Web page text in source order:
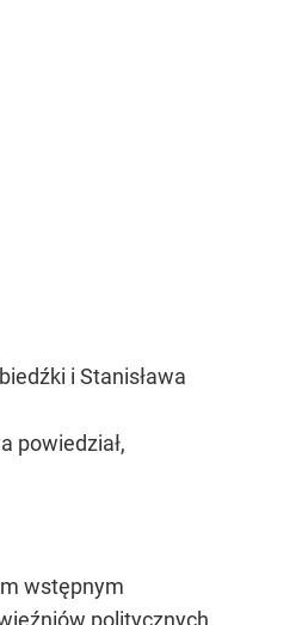
i Stanisława
powiedział,
wstępnym
politycznych